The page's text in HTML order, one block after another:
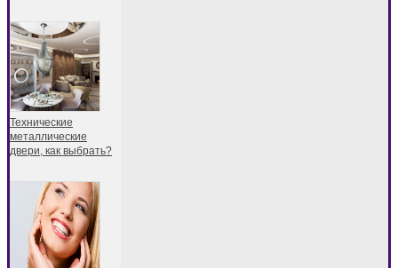
Технические
металлические
двери, как выбрать?